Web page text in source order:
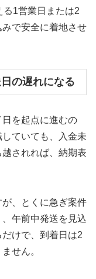
る1営業日または2
で安全に着地させ
の遅れになる
を起点に進むの
ていても、入金未
されれば、納期表
、とくに急ぎ案件
午前中発送を見込
けで、到着日は2
せん。